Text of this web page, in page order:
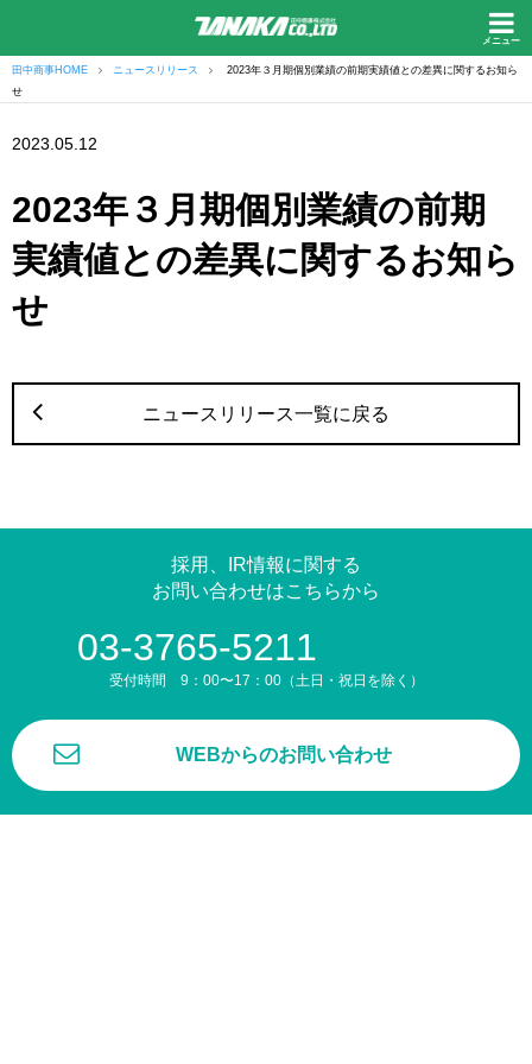
メニュー
田中商事HOME ニュースリリース
2023年３月期個別業績の前期実績値との差異に関するお知ら
せ
2023.05.12
2023年３月期個別業績の前期
実績値との差異に関するお知ら
せ
ニュースリリース一覧に戻る
採用、IR情報に関する
お問い合わせはこちらから
03-3765-5211
受付時間 9：00〜17：00（土日・祝日を除く）
WEBからのお問い合わせ